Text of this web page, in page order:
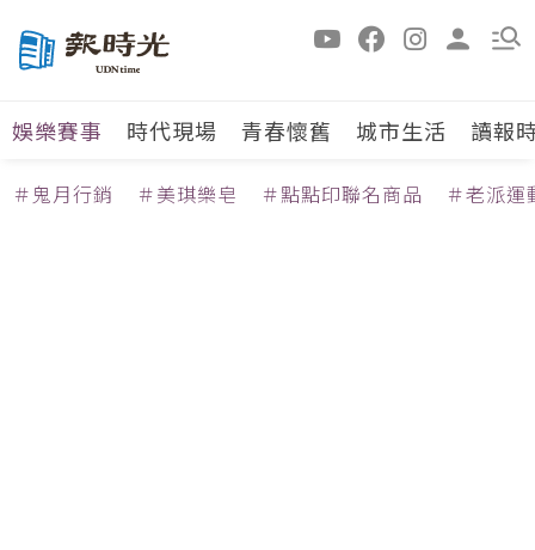
娛樂賽事 時代現場 青春懷舊 城市生活 讀報
＃鬼月行銷 ＃美琪樂皂 ＃點點印聯名商品 ＃老派運